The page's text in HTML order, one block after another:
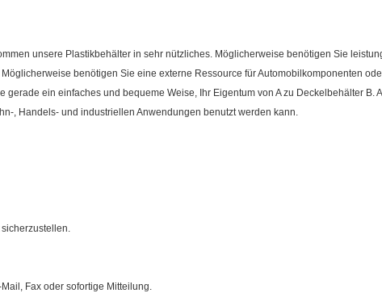
unsere Plastikbehälter in sehr nützliches. Möglicherweise benötigen Sie
benötigen Sie eine externe Ressource für Automobilkomponenten
ein einfaches und bequeme Weise, Ihr Eigentum von A zu Deckelbehälter B.
, Handels- und industriellen Anwendungen benutzt werden kann.
Fax oder sofortige Mitteilung.